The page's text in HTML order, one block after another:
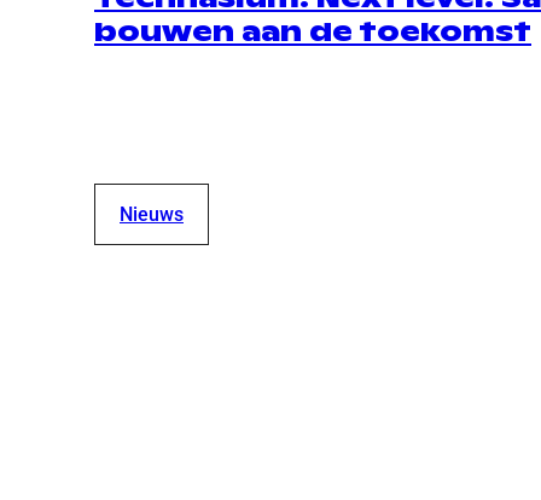
bouwen aan de toekomst
Nieuws